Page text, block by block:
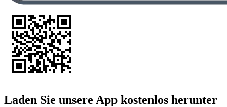
Laden Sie unsere App kostenlos herunter